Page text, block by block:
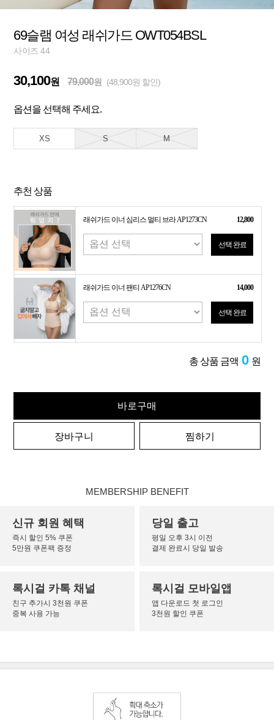
69슬램 여성 래쉬가드 OWT054BSL
사이즈 44
30,100원 79,000원 (48,900원 할인)
옵션을 선택해 주세요.
XS S M
추천 상품
래쉬가드 이너 심리스 멀티 브라 AP1273CN 12,800
선택 완료
래쉬가드 이너 팬티 AP1276CN 14,000
선택 완료
총 상품 금액 0 원
바로구매
장바구니 찜하기
MEMBERSHIP BENEFIT
신규 회원 혜택
즉시 할인 5% 쿠폰
5만원 쿠폰팩 증정
당일 출고
평일 오후 3시 이전
결제 완료시 당일 발송
록시걸 카톡 채널
친구 추가시 3천원 쿠폰
중복 사용 가능
록시걸 모바일앱
앱 다운로드 첫 로그인
3천원 할인 쿠폰